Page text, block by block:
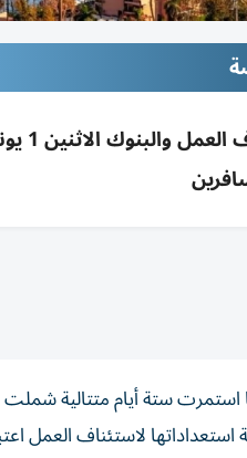
ستة أيام متتالية شملت